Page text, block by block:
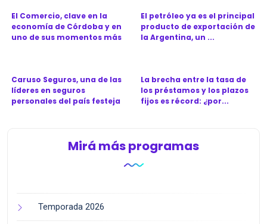
El Comercio, clave en la
economía de Córdoba y en
uno de sus momentos más
El petróleo ya es el principal
producto de exportación de
la Argentina, un ...
Caruso Seguros, una de las
líderes en seguros
personales del país festeja
La brecha entre la tasa de
los préstamos y los plazos
fijos es récord: ¿por...
Mirá más programas
Temporada 2026